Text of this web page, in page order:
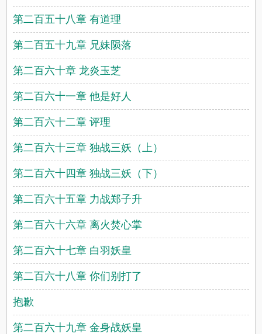
第二百五十八章 有道理
第二百五十九章 兄妹陨落
第二百六十章 龙炎玉芝
第二百六十一章 他是好人
第二百六十二章 评理
第二百六十三章 独战三妖（上）
第二百六十四章 独战三妖（下）
第二百六十五章 力战郑子升
第二百六十六章 离火焚心掌
第二百六十七章 白羽妖皇
第二百六十八章 你们别打了
抱歉
第二百六十九章 金身战妖皇